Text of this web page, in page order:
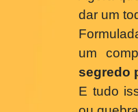
Agora